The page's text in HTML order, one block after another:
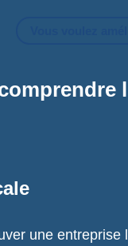
une entreprise